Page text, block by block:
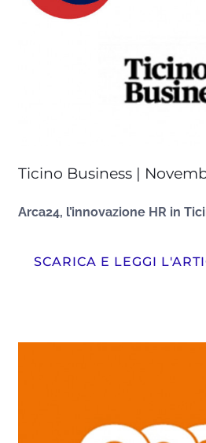
Ticino Business |
Arca24, l’innovazione HR in
SCARICA E LEGGI